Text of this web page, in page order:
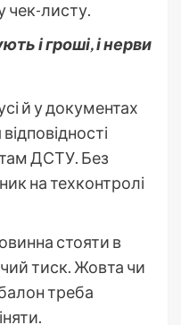
чек-листу.
і гроші, і нерви
й у документах
ДСТУ. Без
на техконтролі
стояти в
тиск. Жовта чи
треба